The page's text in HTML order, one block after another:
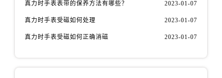
江苏省徐州市鼓楼区淮海东路29号苏宁广场IFC国际金融中心35层3508室真力时售后服务中心（需提前预约）
真力时手表表带的保养方法有哪些？ 2023-01-07
真力时手表受磁如何处理 2023-01-07
真力时手表受磁如何正确消磁 2023-01-07